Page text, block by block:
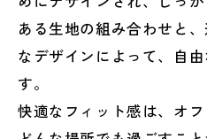
ある生地の組み合わせと
なデザインによって、自
す。
快適なフィット感は、オ